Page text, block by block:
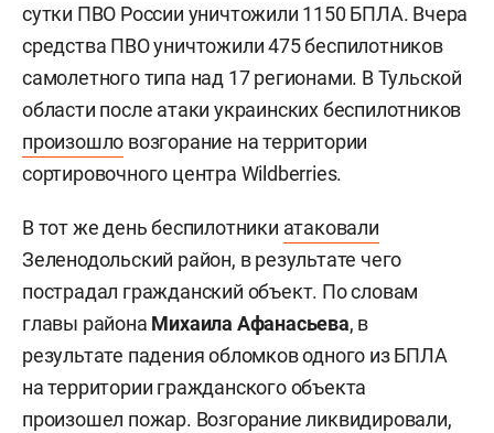
сутки ПВО России уничтожили 1150 БПЛА. Вчера
средства ПВО уничтожили 475 беспилотников
самолетного типа над 17 регионами. В Тульской
области после атаки украинских беспилотников
произошло возгорание на территории
сортировочного центра Wildberries.
В тот же день беспилотники атаковали
Зеленодольский район, в результате чего
пострадал гражданский объект. По словам
главы района Михаила Афанасьева, в
результате падения обломков одного из БПЛА
на территории гражданского объекта
произошел пожар. Возгорание ликвидировали,